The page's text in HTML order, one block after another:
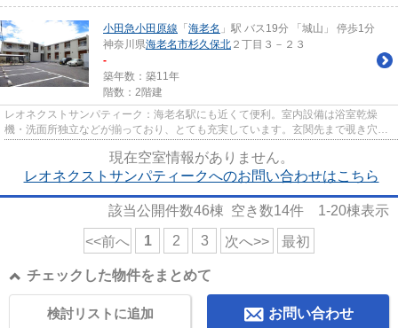
小田急小田原線 「海老名 」駅 バス19分 「城山」 停歩1分
神奈川県海老名市杉久保北 ２丁目３－２３
-
築年数：築11年
階数：2階建
レオネクストサンパティーク：海老名駅にも近くて便利。室内設備は浴室乾燥
機・洗面所独立などが揃っており、とても充実しています。玄関先まで覗き穴を
覗きに行かなくてもインターホ...
現在空室情報がありません。
レオネクストサンパティークへのお問い合わせはこちら
該当公開件数46棟 空き数14件 1-20棟表示
<<前へ 1 2 3 次へ>> 最初
チェックした物件をまとめて
お問い合わせ
検討リストに追加